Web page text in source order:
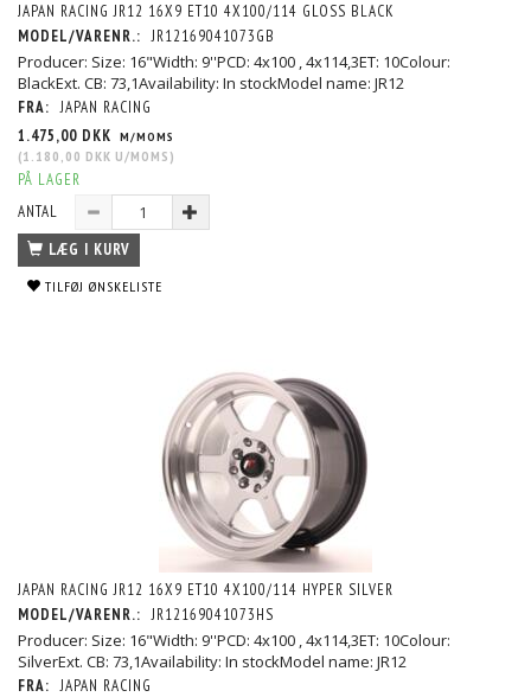
JAPAN RACING JR12 16X9 ET10 4X100/114 GLOSS BLACK
MODEL/VARENR.: JR12169041073GB
Producer: Size: 16"Width: 9''PCD: 4x100 , 4x114,3ET: 10Colour:
BlackExt. CB: 73,1Availability: In stockModel name: JR12
FRA: JAPAN RACING
1.475,00 DKK M/MOMS
(1.180,00 DKK U/MOMS )
PÅ LAGER
ANTAL
LÆG I KURV
TILFØJ ØNSKELISTE
JAPAN RACING JR12 16X9 ET10 4X100/114 HYPER SILVER
MODEL/VARENR.: JR12169041073HS
Producer: Size: 16"Width: 9''PCD: 4x100 , 4x114,3ET: 10Colour:
SilverExt. CB: 73,1Availability: In stockModel name: JR12
FRA: JAPAN RACING